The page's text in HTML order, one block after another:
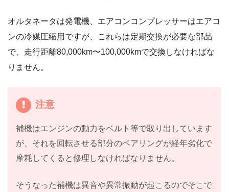
オルタネータは発電機、エアコンコンプレッサーはエアコ
ンの冷媒圧縮用ですが、これらは定期交換が必要な部品
で、走行距離80,000km〜100,000kmで交換しなければな
りません。
注意
補機はエンジンの動力をベルト等で取り出しています
が、それを回転させる部分のベアリングが経年劣化で
摩耗してくると修理しなければなりません。
そうなった補機は異音や異常振動が起こるのでそこで